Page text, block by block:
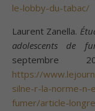
le-lobby-du-tabac/
Laurent Zanella.
adolescents de
septembre
https://
silne-r-la-norme-n-
fumer/article-